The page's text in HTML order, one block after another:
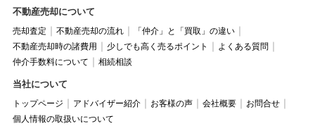
不動産売却について
売却査定 不動産売却の流れ
「仲介」と「買取」の違い
不動産売却時の諸費用
少しでも高く売るポイント
よくある質問
仲介手数料について
相続相談
当社について
トップページ アドバイザー紹介 お客様の声 会社概要
お問合せ
個人情報の取扱いについて